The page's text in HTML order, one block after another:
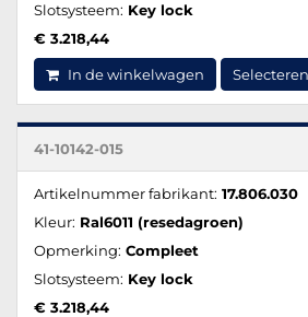
Slotsysteem: Key lock
€ 3.218,44
In de winkelwagen Selecteren
41-10142-015
Artikelnummer fabrikant: 17.806.030
Kleur: Ral6011 (resedagroen)
Opmerking: Compleet
Slotsysteem: Key lock
€ 3.218,44